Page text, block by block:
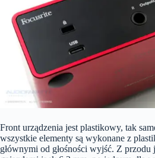
Front urządzenia jest plastikowy, tak
wszystkie elementy są wykonane z
głównymi od głośności wyjść. Z przodu